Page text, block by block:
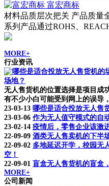
富宏商标
材料品质层次把关 产品质量
系列产品通过ROHS、
MORE+
行业资讯
场地？
无人售货机的位置选择是项目成
有不少小白可能受到网上的误导
23-03-13 哪些是适合投放无人售
23-03-06 作为无人值守模式的自
23-02-14 疫情后，零售企业该激
22-09-09 酒类无人售卖机的下半
22-09-02 多地延迟开学，校园无
空！
22-09-01 盲盒无人售货机的盲盒
MORE+
公司新闻